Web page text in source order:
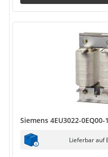
Siemens 4EU3022-0EQ00-
Lieferbar auf